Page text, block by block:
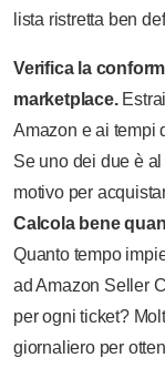
lista ristretta ben
Verifica la
marketplace.
Amazon e ai tempi
Se uno dei due è
motivo per
Calcola bene
Quanto tempo
ad Amazon Seller
per ogni ticket?
giornaliero per